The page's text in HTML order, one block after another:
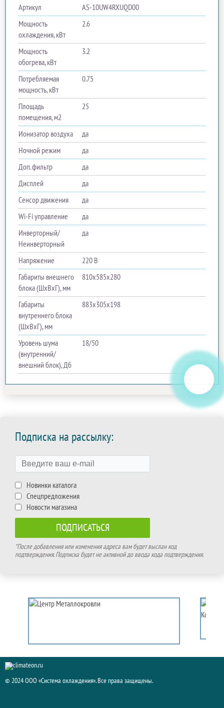
Артикул
AS-10UW4RXUQD00
Мощность
охлаждения, кВт
2.6
Мощность
обогрева, кВт
3.2
Потребляемая
мощность, кВт
0.75
Площадь
помещения, м2
25
Ионизатор воздуха
да
Ночной режим
да
Доп. фильтр
да
Дисплей
да
Сенсор движения
да
Wi-Fi управление
да
Инверторный/
Неинверторный
да
Напряжение
220 В
Габариты внешнего
блока (ШхВхГ), мм
810х585х280
Габариты
внутреннего блока
(ШхВхГ), мм
883х305х198
Уровень шума
(внутренний/
внешний блок), Дб
18/50
Подписка на рассылку:
Новинки каталога
Спецпредложения
Новости магазина
*После добавления или изменения адреса вам будет выслан код
подтверждения. Подписка будет не активной до ввода кода подтверждения.
© 2024 ООО «Система охлаждения». Все права защищены.